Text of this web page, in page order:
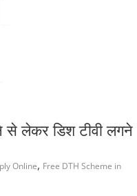
लेकर डिश टीवी लगने
Online, Free DTH Scheme in